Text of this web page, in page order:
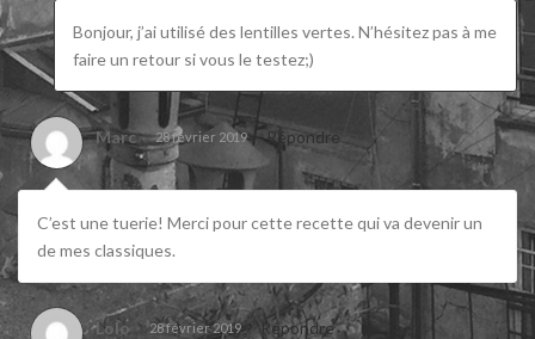
Bonjour, j’ai utilisé des lentilles vertes. N’hésitez pas à me
faire un retour si vous le testez;)
Marc 28 février 2019 Répondre
C’est une tuerie! Merci pour cette recette qui va devenir un
de mes classiques.
Lolo 28 février 2019 Répondre